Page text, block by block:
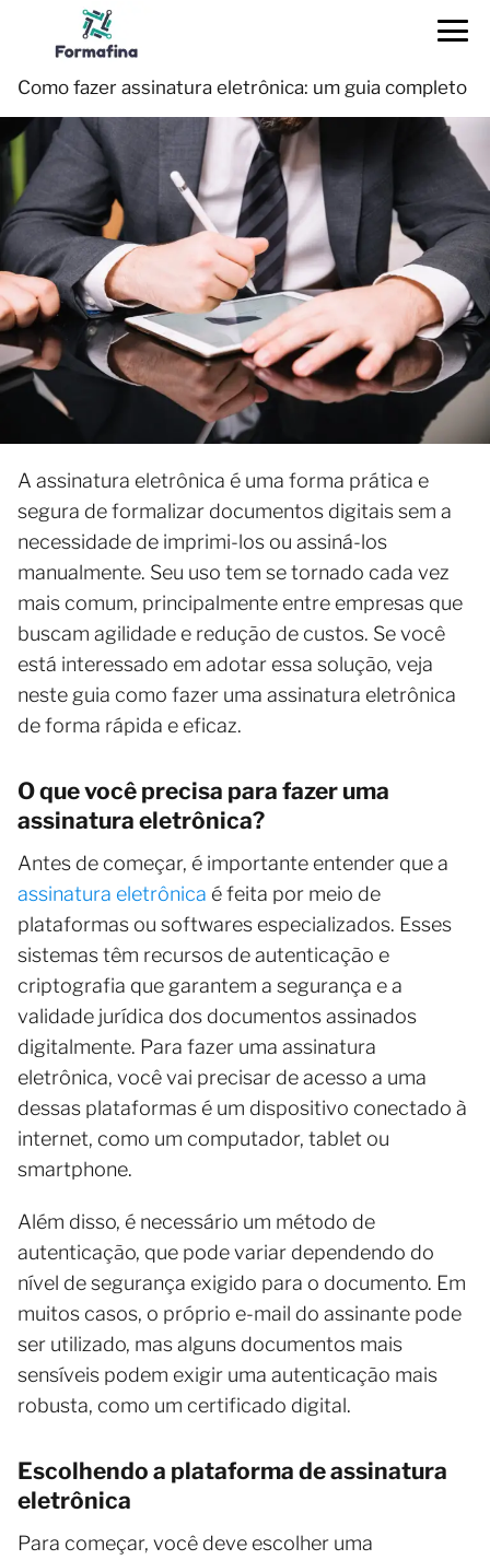
Como fazer assinatura eletrônica: um guia completo
A assinatura eletrônica é uma forma prática e
segura de formalizar documentos digitais sem a
necessidade de imprimi-los ou assiná-los
manualmente. Seu uso tem se tornado cada vez
mais comum, principalmente entre empresas que
buscam agilidade e redução de custos. Se você
está interessado em adotar essa solução, veja
neste guia como fazer uma assinatura eletrônica
de forma rápida e eficaz.
O que você precisa para fazer uma
assinatura eletrônica?
Antes de começar, é importante entender que a
assinatura eletrônica é feita por meio de
plataformas ou softwares especializados. Esses
sistemas têm recursos de autenticação e
criptografia que garantem a segurança e a
validade jurídica dos documentos assinados
digitalmente. Para fazer uma assinatura
eletrônica, você vai precisar de acesso a uma
dessas plataformas é um dispositivo conectado à
internet, como um computador, tablet ou
smartphone.
Além disso, é necessário um método de
autenticação, que pode variar dependendo do
nível de segurança exigido para o documento. Em
muitos casos, o próprio e-mail do assinante pode
ser utilizado, mas alguns documentos mais
sensíveis podem exigir uma autenticação mais
robusta, como um certificado digital.
Escolhendo a plataforma de assinatura
eletrônica
Para começar, você deve escolher uma